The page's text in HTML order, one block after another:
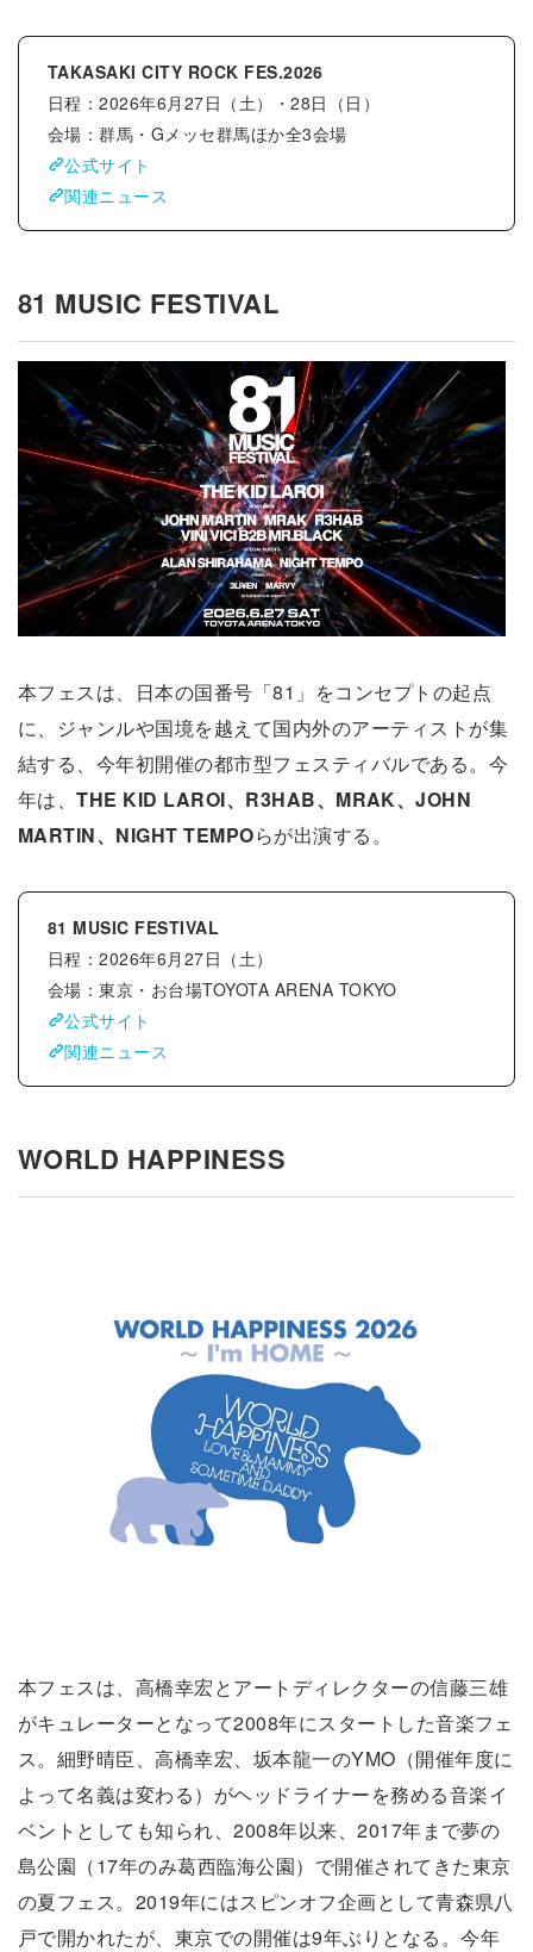
TAKASAKI CITY ROCK FES.2026
日程：2026年6月27日（土）・28日（日）
会場：群馬・Gメッセ群馬ほか全3会場
公式サイト
関連ニュース
81 MUSIC FESTIVAL
本フェスは、日本の国番号「81」をコンセプトの起点
に、ジャンルや国境を越えて国内外のアーティストが集
結する、今年初開催の都市型フェスティバルである。今
年は、THE KID LAROI、R3HAB、MRAK、JOHN
MARTIN、NIGHT TEMPOらが出演する。
81 MUSIC FESTIVAL
日程：2026年6月27日（土）
会場：東京・お台場TOYOTA ARENA TOKYO
公式サイト
関連ニュース
WORLD HAPPINESS
本フェスは、高橋幸宏とアートディレクターの信藤三雄
がキュレーターとなって2008年にスタートした音楽フェ
ス。細野晴臣、高橋幸宏、坂本龍一のYMO（開催年度に
よって名義は変わる）がヘッドライナーを務める音楽イ
ベントとしても知られ、2008年以来、2017年まで夢の
島公園（17年のみ葛西臨海公園）で開催されてきた東京
の夏フェス。2019年にはスピンオフ企画として青森県八
戸で開かれたが、東京での開催は9年ぶりとなる。今年